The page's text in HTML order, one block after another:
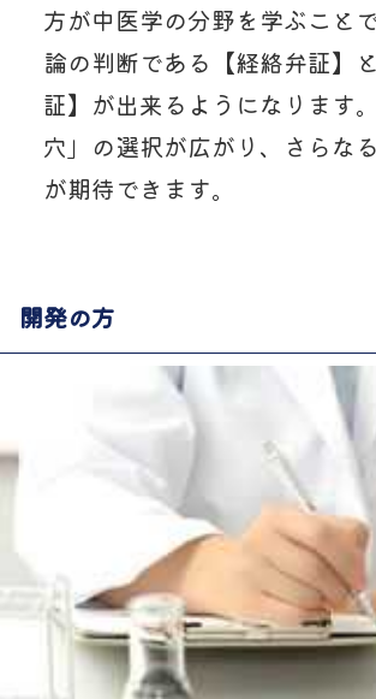
方が中医学の分野を学ぶこと
論の判断である【経絡弁証】
証】が出来るようになります
穴」の選択が広がり、さらな
が期待できます。
開発の方